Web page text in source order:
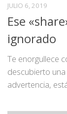
JULIO 6, 2019
Ese
ignorado
Te enorgullece
descubierto
advertencia,